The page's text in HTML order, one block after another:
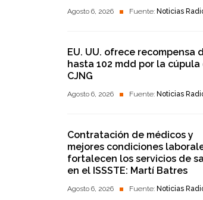
Agosto 6, 2026 Fuente: Noticias
EU. UU. ofrece recompensa
hasta 102 mdd por la cúpula
CJNG
Agosto 6, 2026 Fuente: Noticias
Contratación de médicos y
mejores condiciones
fortalecen los servicios de
en el ISSSTE: Martí Batres
Agosto 6, 2026 Fuente: Noticias